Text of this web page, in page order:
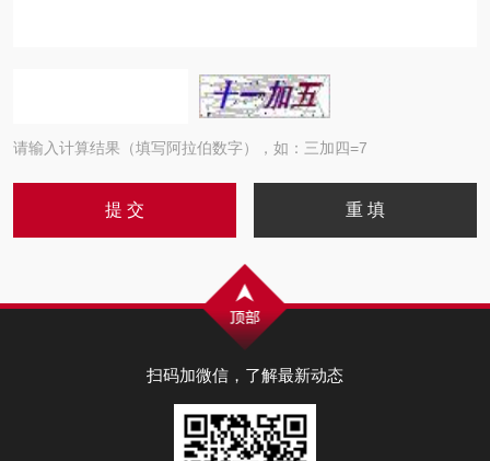
请输入计算结果（填写阿拉伯数字），如：三加四=7
扫码加微信，了解最新动态